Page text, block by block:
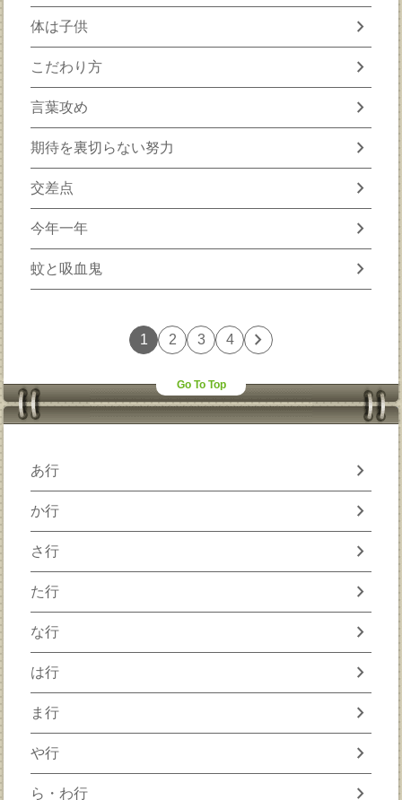
体は子供 chevron_right
こだわり方 chevron_right
言葉攻め chevron_right
期待を裏切らない努力 chevron_right
交差点 chevron_right
今年一年 chevron_right
蚊と吸血鬼 chevron_right
1 2 3 4 chevron_right
Go To Top
あ行 chevron_right
か行 chevron_right
さ行 chevron_right
た行 chevron_right
な行 chevron_right
は行 chevron_right
ま行 chevron_right
や行 chevron_right
ら・わ行 chevron_right